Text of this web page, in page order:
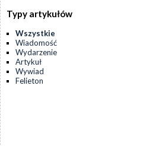
Typy artykułów
Wszystkie
Wiadomość
Wydarzenie
Artykuł
Wywiad
Felieton